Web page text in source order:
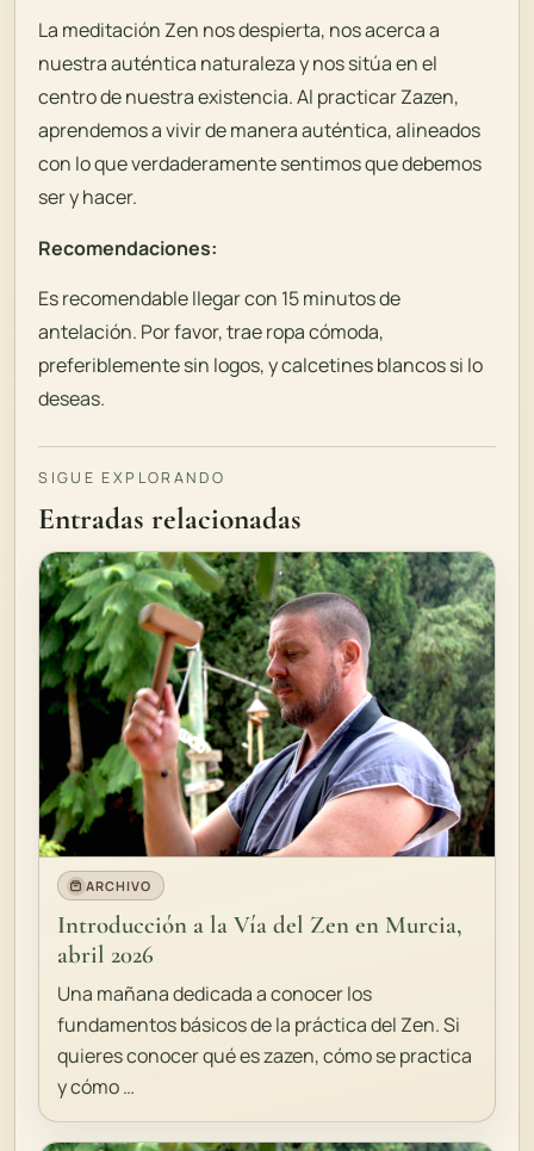
La meditación Zen nos despierta, nos acerca a
nuestra auténtica naturaleza y nos sitúa en el
centro de nuestra existencia. Al practicar Zazen,
aprendemos a vivir de manera auténtica, alineados
con lo que verdaderamente sentimos que debemos
ser y hacer.
Recomendaciones:
Es recomendable llegar con 15 minutos de
antelación. Por favor, trae ropa cómoda,
preferiblemente sin logos, y calcetines blancos si lo
deseas.
SIGUE EXPLORANDO
Entradas relacionadas
ARCHIVO
Introducción a la Vía del Zen en Murcia,
abril 2026
Una mañana dedicada a conocer los
fundamentos básicos de la práctica del Zen. Si
quieres conocer qué es zazen, cómo se practica
y cómo …